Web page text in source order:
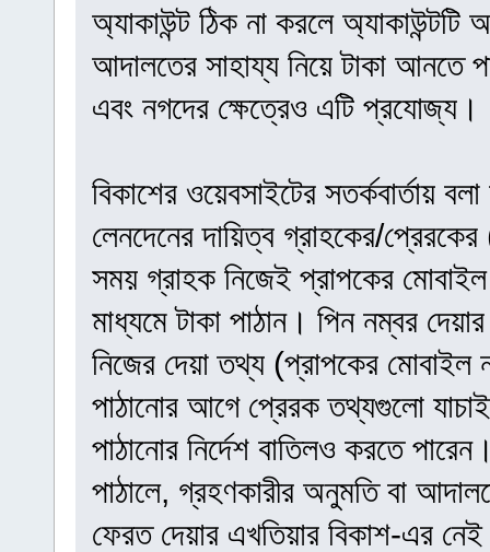
অ্যাকাউন্ট ঠিক না করলে
আদালতের সাহায্য নিয়ে টাকা আনতে
এবং নগদের ক্ষেত্রেও এটি প্রযোজ্য।
বিকাশের ওয়েবসাইটের সতর্কবার্তায়
লেনদেনের দায়িত্ব গ্রাহকের/
সময় গ্রাহক নিজেই প্রাপকের
মাধ্যমে টাকা পাঠান। পিন নম্বর
নিজের দেয়া তথ্য (প্রাপকের মোবাইল
পাঠানোর আগে প্রেরক তথ্যগুলো
পাঠানোর নির্দেশ বাতিলও করতে
পাঠালে, গ্রহণকারীর অনুমতি বা
ফেরত দেয়ার এখতিয়ার বিকাশ-এর